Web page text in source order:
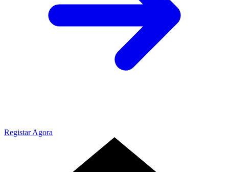
Registar Agora